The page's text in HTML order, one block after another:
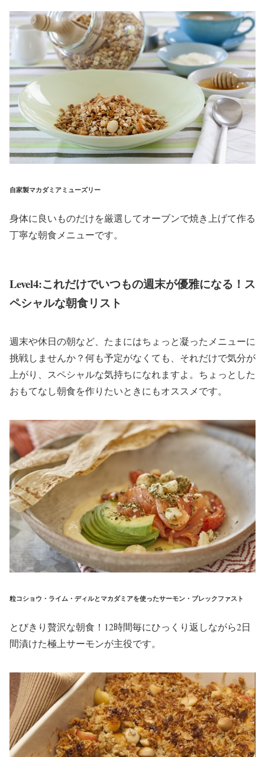
自家製マカダミアミューズリー
身体に良いものだけを厳選してオーブンで焼き上げて作る
丁寧な朝食メニューです。
Level4:これだけでいつもの週末が優雅になる！ス
ペシャルな朝食リスト
週末や休日の朝など、たまにはちょっと凝ったメニューに
挑戦しませんか？何も予定がなくても、それだけで気分が
上がり、スペシャルな気持ちになれますよ。ちょっとした
おもてなし朝食を作りたいときにもオススメです。
粒コショウ・ライム・ディルとマカダミアを使ったサーモン・ブレックファスト
とびきり贅沢な朝食！12時間毎にひっくり返しながら2日
間漬けた極上サーモンが主役です。